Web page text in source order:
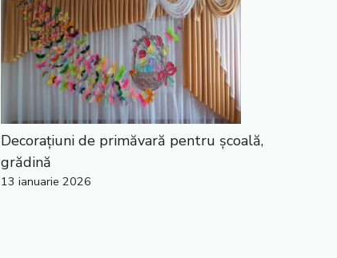
Decorațiuni de primăvară pentru școală,
grădină
13 ianuarie 2026